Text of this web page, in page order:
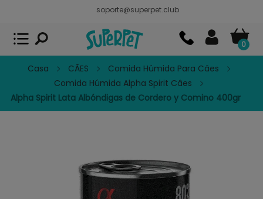
soporte@superpet.club
0
Casa CÃES
Comida Húmida Para Câes
Comida Húmida Alpha Spirit Câes
Alpha Spirit Lata Albóndigas de Cordero y Comino 400gr
Superpet, comida para mascotas
APP GRATIS - En Google Play